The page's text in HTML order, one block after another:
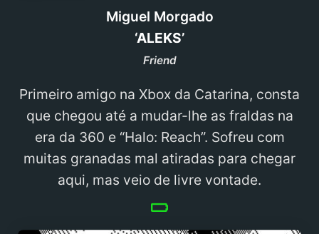
Miguel Morgado
‘ALEKS’
Friend
Primeiro amigo na Xbox da Catarina, consta
que chegou até a mudar-lhe as fraldas na
era da 360 e “Halo: Reach”. Sofreu com
muitas granadas mal atiradas para chegar
aqui, mas veio de livre vontade.